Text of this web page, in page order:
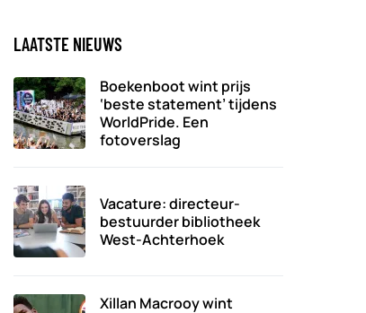
LAATSTE NIEUWS
Boekenboot wint prijs
‘beste statement’ tijdens
WorldPride. Een
fotoverslag
Vacature: directeur-
bestuurder bibliotheek
West-Achterhoek
Xillan Macrooy wint